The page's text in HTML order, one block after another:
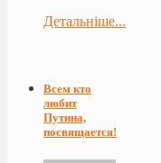
Детальніше...
Всем кто
любит
Путина,
посвящается!